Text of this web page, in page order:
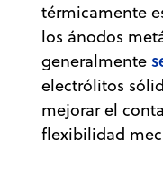
térmicamente
los ánodos
generalmente
electrólitos
mejorar el
flexibilidad